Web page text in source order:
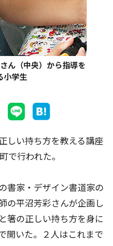
ん（中央）から指導を
小学生
しい持ち方を教える講座
で行われた。
書家・デザイン書道家の
の平沼芳彩さんが企画し
箸の正しい持ち方を身に
開いた。２人はこれまで